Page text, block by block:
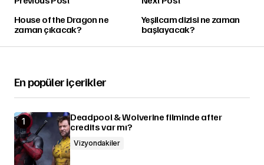
House of the Dragon ne
zaman çıkacak?
Yeşilcam dizisi ne zaman
başlayacak?
En popüler içerikler
Deadpool & Wolverine filminde after
credits var mı?
Vizyondakiler